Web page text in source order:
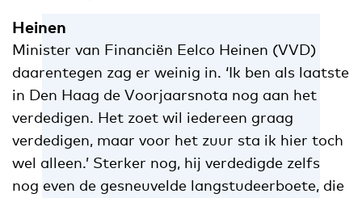
Heinen
Minister van Financiën Eelco Heinen (VVD)
daarentegen zag er weinig in. ‘Ik ben als laatste
in Den Haag de Voorjaarsnota nog aan het
verdedigen. Het zoet wil iedereen graag
verdedigen, maar voor het zuur sta ik hier toch
wel alleen.’ Sterker nog, hij verdedigde zelfs
nog even de gesneuvelde langstudeerboete, die